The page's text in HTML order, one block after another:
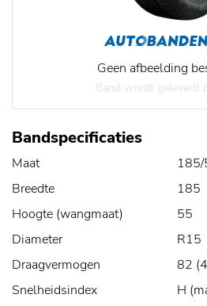
Geen afbeelding
Band wordt geleverd
Bandspecificaties
Maat
Breedte
185
Hoogte (wangmaat)
55
Diameter
R15
Draagvermogen
82
Snelheidsindex
H